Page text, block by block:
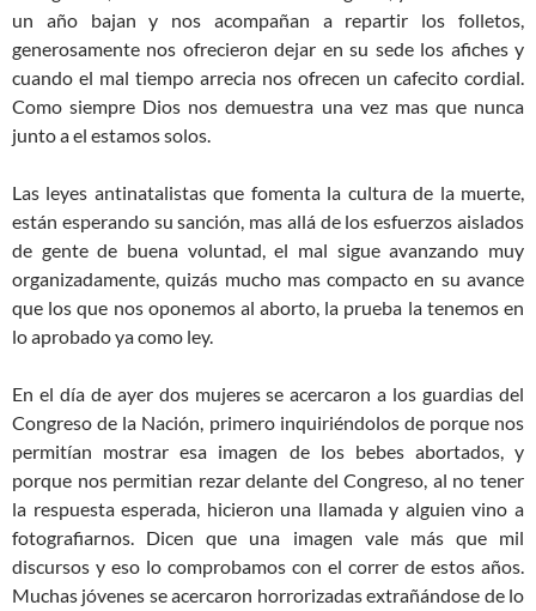
un año bajan y nos acompañan a repartir los folletos,
generosamente nos ofrecieron dejar en su sede los afiches y
cuando el mal tiempo arrecia nos ofrecen un cafecito cordial.
Como siempre Dios nos demuestra una vez mas que nunca
junto a el estamos solos.
Las leyes antinatalistas que fomenta la cultura de la muerte,
están esperando su sanción, mas allá de los esfuerzos aislados
de gente de buena voluntad, el mal sigue avanzando muy
organizadamente, quizás mucho mas compacto en su avance
que los que nos oponemos al aborto, la prueba la tenemos en
lo aprobado ya como ley.
En el día de ayer dos mujeres se acercaron a los guardias del
Congreso de la Nación, primero inquiriéndolos de porque nos
permitían mostrar esa imagen de los bebes abortados, y
porque nos permitian rezar delante del Congreso, al no tener
la respuesta esperada, hicieron una llamada y alguien vino a
fotografiarnos. Dicen que una imagen vale más que mil
discursos y eso lo comprobamos con el correr de estos años.
Muchas jóvenes se acercaron horrorizadas extrañándose de lo